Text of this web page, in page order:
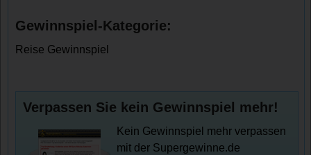
Gewinnspiel-Kategorie:
Reise Gewinnspiel
Verpassen Sie kein Gewinnspiel mehr!
Kein Gewinnspiel mehr verpassen
mit der Supergewinne.de